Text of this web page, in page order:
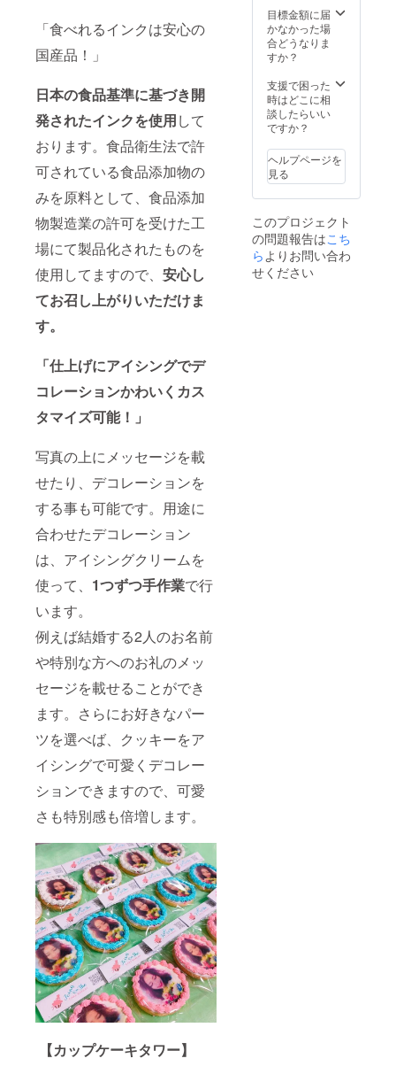
「食べれるインクは安心の
国産品！」
日本の食品基準に基づき開
発されたインクを使用して
おります。食品衛生法で許
可されている食品添加物の
みを原料として、食品添加
物製造業の許可を受けた工
場にて製品化されたものを
使用してますので、 安心し
てお召し上がりいただけま
す。
「仕上げにアイシングでデ
コレーションかわいくカス
タマイズ可能！」
写真の上にメッセージを載
せたり、デコレーションを
する事も可能です。用途に
合わせたデコレーション
は、アイシングクリームを
使って、 1つずつ手作業で行
います。
例えば結婚する2人のお名前
や特別な方へのお礼のメッ
セージを載せることができ
ます。さらにお好きなパー
ツを選べば、クッキーをア
イシングで可愛くデコレー
ションできますので、可愛
さも特別感も倍増します。
【カップケーキタワー】
り初心
者の方
でも安
頂けま
す！
（焼く
際には
ンが必
す。）
・アル
ファ
ベット
10個 ・
数字
クッ
キー 5
け予
定：9月
以降の
お好き
キーの
作り方
とアイ
シング
方、コ
ルネの
作り方
の説明
渡しい
たしま
す。 15
組の親
員とさ
せてい
ただき
ます。
イベン
目標金額に届
かなかった場
合どうなりま
すか？
支援で困った
時はどこに相
談したらいい
ですか？
ヘルプページを
見る
このプロジェクト
の問題報告はこち
らよりお問い合わ
せください